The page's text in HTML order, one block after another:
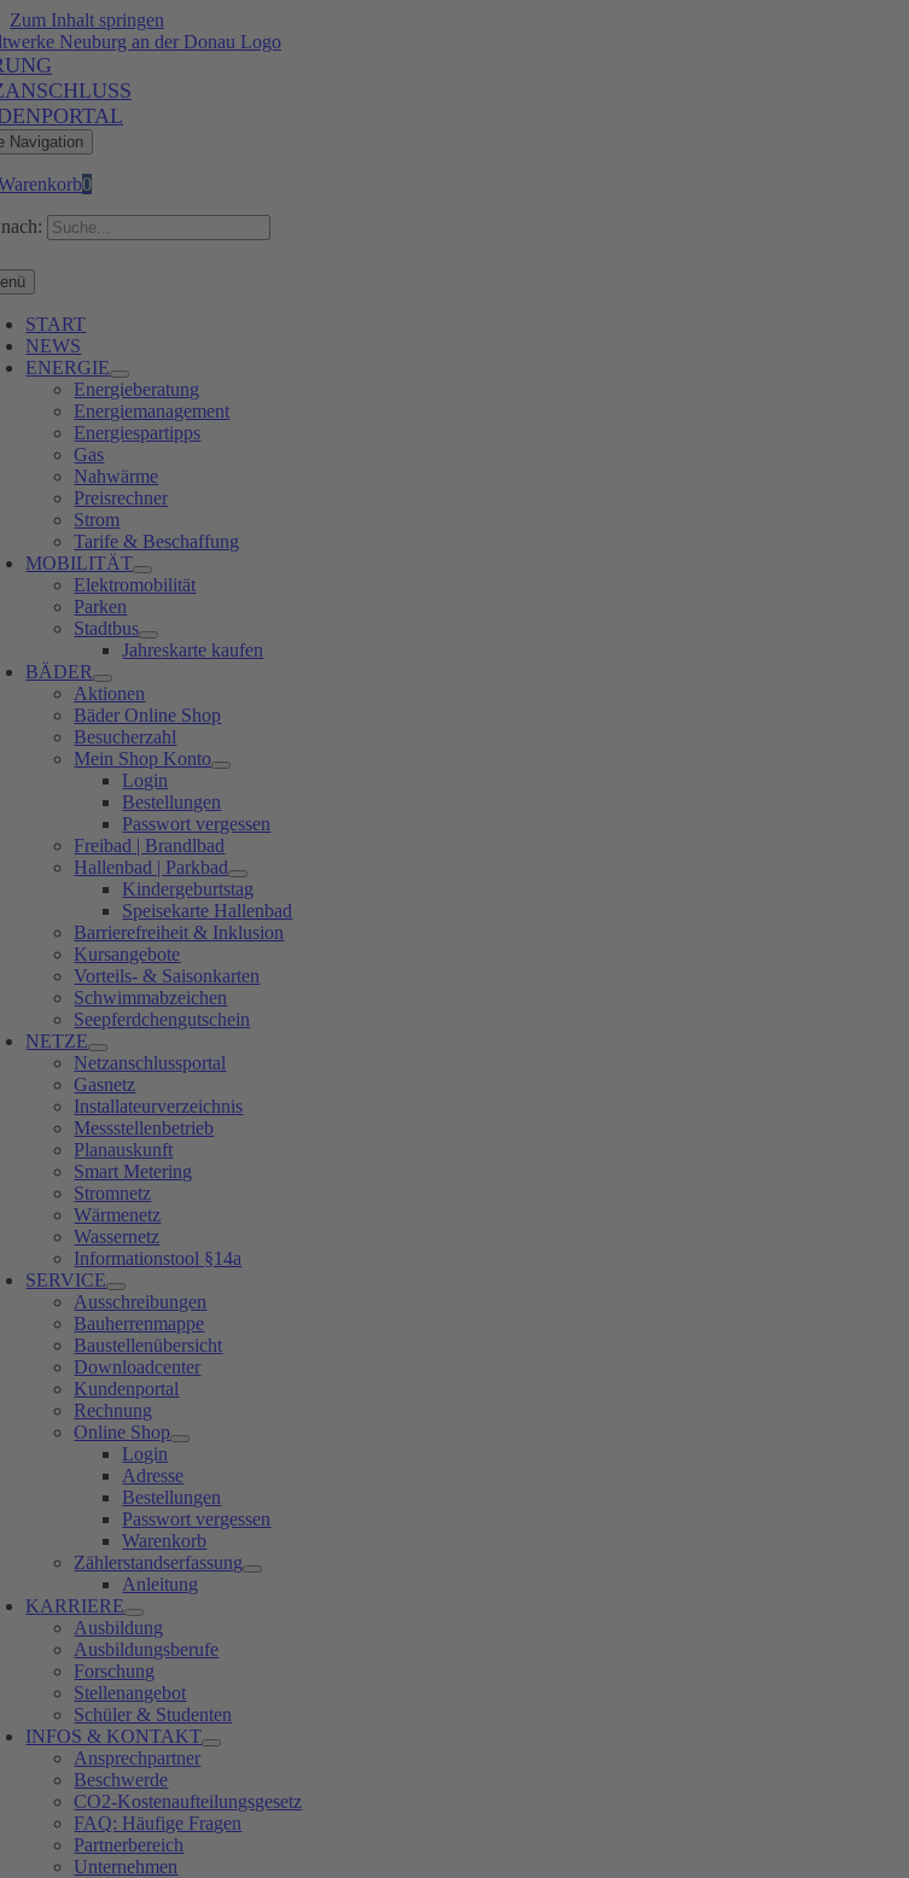
Zum Inhalt springen
Navigation
0
START
NEWS
ENERGIE
Energieberatung
Energiemanagement
Energiespartipps
Gas
Nahwärme
Preisrechner
Strom
Tarife & Beschaffung
MOBILITÄT
Elektromobilität
Parken
Stadtbus
Jahreskarte kaufen
BÄDER
Aktionen
Bäder Online Shop
Besucherzahl
Mein Shop Konto
Login
Bestellungen
Passwort vergessen
Freibad | Brandlbad
Hallenbad | Parkbad
Kindergeburtstag
Speisekarte Hallenbad
Barrierefreiheit & Inklusion
Kursangebote
Vorteils- & Saisonkarten
Schwimmabzeichen
Seepferdchengutschein
NETZE
Netzanschlussportal
Gasnetz
Installateurverzeichnis
Messstellenbetrieb
Planauskunft
Smart Metering
Stromnetz
Wärmenetz
Wassernetz
Informationstool §14a
SERVICE
Ausschreibungen
Bauherrenmappe
Baustellenübersicht
Downloadcenter
Kundenportal
Rechnung
Online Shop
Login
Adresse
Bestellungen
Passwort vergessen
Warenkorb
Zählerstandserfassung
Anleitung
KARRIERE
Ausbildung
Ausbildungsberufe
Forschung
Stellenangebot
Schüler & Studenten
INFOS & KONTAKT
Ansprechpartner
Beschwerde
CO2-Kostenaufteilungsgesetz
FAQ: Häufige Fragen
Partnerbereich
Unternehmen